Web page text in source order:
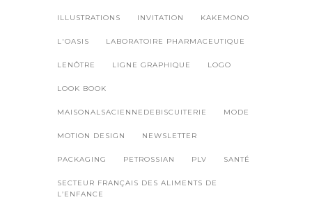
ILLUSTRATIONS INVITATION KAKEMONO
L'OASIS LABORATOIRE PHARMACEUTIQUE
LENÔTRE LIGNE GRAPHIQUE LOGO
LOOK BOOK
MAISONALSACIENNEDEBISCUITERIE MODE
MOTION DESIGN NEWSLETTER
PACKAGING PETROSSIAN PLV SANTÉ
SECTEUR FRANÇAIS DES ALIMENTS DE
L’ENFANCE